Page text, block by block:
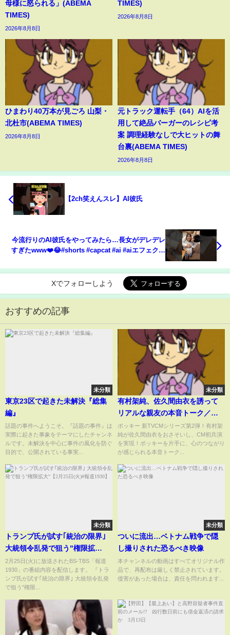
母様に怒られる」(ABEMA
TIMES)
2026年8月8日
TIMES)
2026年8月8日
ひまわり40万本が見ごろ 山梨・
北杜市(ABEMA TIMES)
2026年8月8日
元トラック運転手（64）AIを活
用して絶品バーガーのレシピ考
案 調理経験なしで大ヒットの舞
台裏(ABEMA TIMES)
2026年8月8日
【2ch笑えんスレ】AI彼氏
今流行りのAI彼氏をやってみたら…長女がデレデレ
すぎたwww❤️😂#shorts #capcat #ai #aiエフェクト
Xでフォローしよう
おすすめの記事
未分類
東京23区で起きた未解決『総集
編』
話題の事件へようこそ。『話題の事件』は
実際に起きた事象をテーマにしたチャンネ
ルです。未解決を中心に事件の風化を防ぐ
目的で、公開されている事実...
未分類
有村架純、佐久間由衣を誘って
リアルな親友の本音トーク／グ
リコ「ポッキー」CM＋メイキン
グ＋インタビュー
ポッキー 新TVCMシリーズ第2弾！有村架
純が佐久間由衣をおさそいし、CM初共演
を実現！ポッキーを片手に、心のつながり
が感じられる本音トーク...
未分類
トランプ氏が試す｢統治の限界｣
大統領令乱発で狙う"権限拡
大"【2月25日(火)#報道1930】
2月25日(火)に放送されたBS-TBS「報道
1930」の番組内容を配信します。 『トラ
ンプ氏が試す｢統治の限界｣ 大統領令乱発
で狙う"権限...
未分類
ついに流出…ベトナム戦争で隠
し撮りされた恐るべき映像
本チャンネルの動画はすべてオリジナル作
品で、再配布は厳しく禁止されています。
侵害があった場合は、責任を問われます...